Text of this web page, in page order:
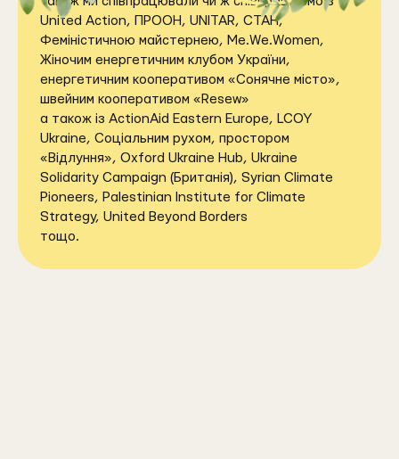
United Action, ПРООН, UNITAR, СТАН,
Феміністичною майстернею, Me.We.Women,
Жіночим енергетичним клубом України,
енергетичним кооперативом «Сонячне місто»,
швейним кооперативом «Resew»
а також із ActionAid Eastern Europe, LCOY
Ukraine, Соціальним рухом, простором
«Відлуння», Oxford Ukraine Hub, Ukraine
Solidarity Campaign (Британія), Syrian Climate
Pioneers, Palestinian Institute for Climate
Strategy, United Beyond Borders
тощо.